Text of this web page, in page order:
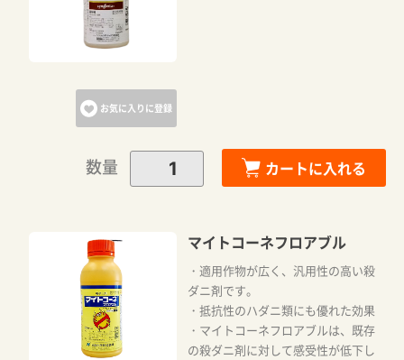
お気に入りに登録
数量 カートに入れる
マイトコーネフロアブル
・適用作物が広く、汎用性の高い殺
ダニ剤です。
・抵抗性のハダニ類にも優れた効果
・マイトコーネフロアブルは、既存
の殺ダニ剤に対して感受性が低下し